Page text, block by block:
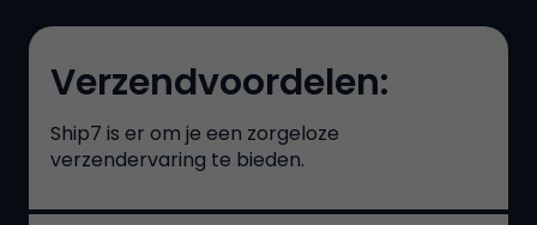
Verzendvoordelen:
Ship7 is er om je een zorgeloze
verzendervaring te bieden.